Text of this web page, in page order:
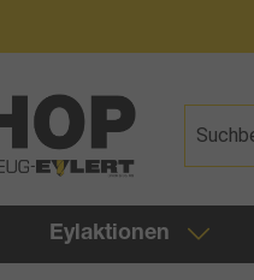
Eylaktionen